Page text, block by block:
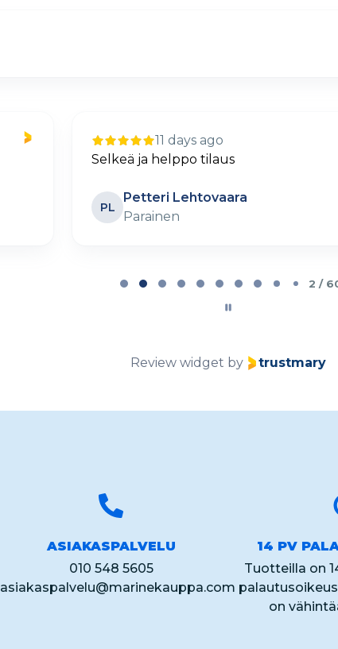
11 days ago
Selkeä ja helppo tilaus
PL
Petteri Lehtovaara
Parainen
2 /
Review widget by trustmary
ASIAKASPALVELU
010 548 5605
asiakaspalvelu@marinekauppa.com
14 PV
Tuotteilla on
on